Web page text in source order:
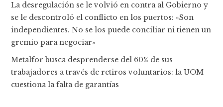
La desregulación se le volvió en contra al Gobierno y
se le descontroló el conflicto en los puertos: «Son
independientes. No se los puede conciliar ni tienen un
gremio para negociar»
Metalfor busca desprenderse del 60% de sus
trabajadores a través de retiros voluntarios: la UOM
cuestiona la falta de garantías